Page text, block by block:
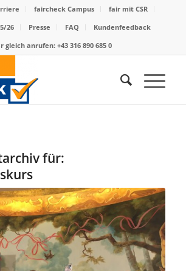
faircheck Campus
fair mit CSR
26
Presse FAQ
Kundenfeedback
gleich anrufen: +43 316 890 685 0
für: